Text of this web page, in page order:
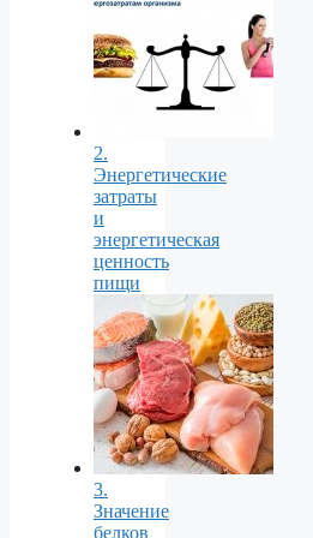
2.
Энергетические
затраты
и
энергетическая
ценность
пищи
3.
Значение
белков